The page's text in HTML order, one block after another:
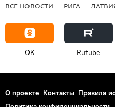
ВСЕ НОВОСТИ РИГА
OK Rutube
О проекте Контакты Правила